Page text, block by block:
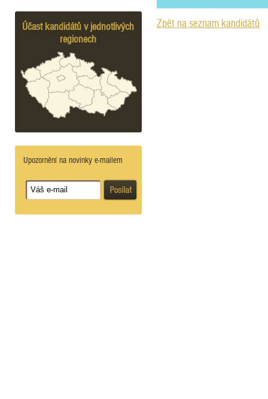
Účast kandidátů v jednotlivých
regionech
Upozornění na novinky e-mailem
Zpět na seznam kandidátů